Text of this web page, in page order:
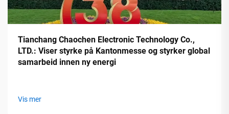
Tianchang Chaochen Electronic Technology Co.,
LTD.: Viser styrke på Kantonmesse og styrker global
samarbeid innen ny energi
Vis mer